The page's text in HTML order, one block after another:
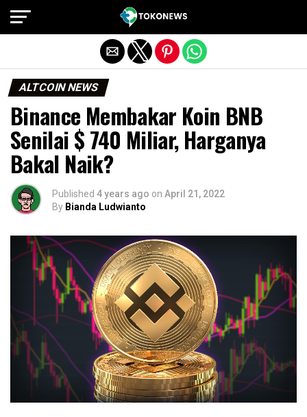
ALTCOIN NEWS
Binance Membakar Koin BNB
Senilai $ 740 Miliar, Harganya
Bakal Naik?
Published 4 years ago on April 21, 2022
By Bianda Ludwianto
Exit mobile version